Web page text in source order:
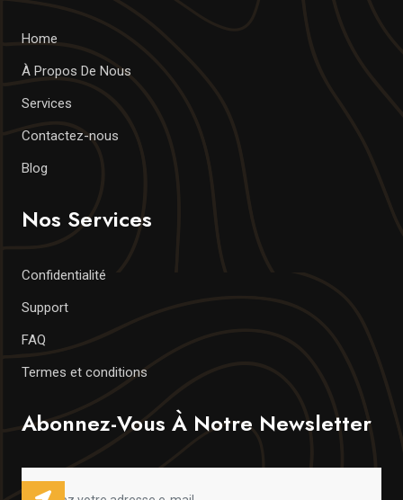
Home
À Propos De Nous
Services
Contactez-nous
Blog
Nos Services
Confidentialité
Support
FAQ
Termes et conditions
Abonnez-Vous À Notre Newsletter